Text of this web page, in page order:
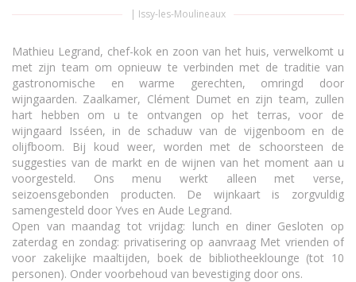
| Issy-les-Moulineaux
Mathieu Legrand, chef-kok en zoon van het huis, verwelkomt u
met zijn team om opnieuw te verbinden met de traditie van
gastronomische en warme gerechten, omringd door
wijngaarden. Zaalkamer, Clément Dumet en zijn team, zullen
hart hebben om u te ontvangen op het terras, voor de
wijngaard Isséen, in de schaduw van de vijgenboom en de
olijfboom. Bij koud weer, worden met de schoorsteen de
suggesties van de markt en de wijnen van het moment aan u
voorgesteld. Ons menu werkt alleen met verse,
seizoensgebonden producten. De wijnkaart is zorgvuldig
samengesteld door Yves en Aude Legrand.
Open van maandag tot vrijdag: lunch en diner Gesloten op
zaterdag en zondag: privatisering op aanvraag Met vrienden of
voor zakelijke maaltijden, boek de bibliotheeklounge (tot 10
personen). Onder voorbehoud van bevestiging door ons.